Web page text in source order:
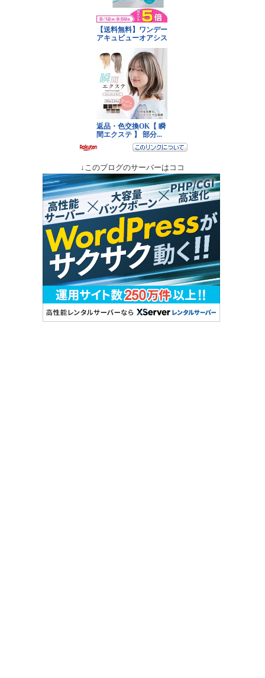
↓このブログのサーバーはココ